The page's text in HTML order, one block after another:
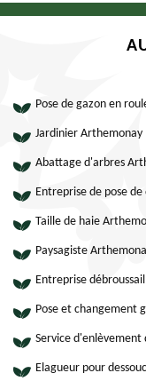
Pose de gazon en
Jardinier Arthemonay
Abattage d'arbres
Entreprise de pose
Taille de haie
Paysagiste
Entreprise
Pose et changement
Service
Elagueur pour